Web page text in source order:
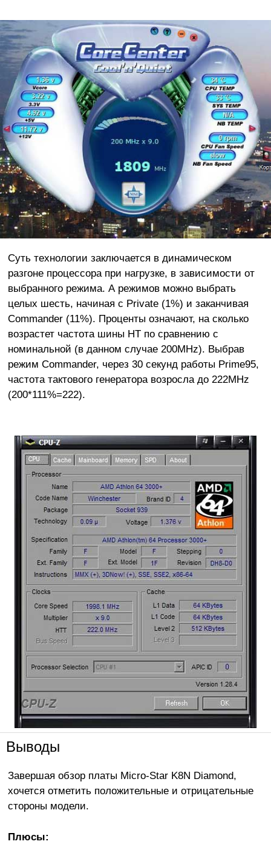
Суть технологии заключается в динамическом
разгоне процессора при нагрузке, в зависимости от
выбранного режима. А режимов можно выбрать
целых шесть, начиная с Private (1%) и заканчивая
Commander (11%). Проценты означают, на сколько
возрастет частота шины HT по сравнению с
номинальной (в данном случае 200MHz). Выбрав
режим Commander, через 30 секунд работы Prime95,
частота тактового генератора возросла до 222MHz
(200*111%=222).
Выводы
Завершая обзор платы Micro-Star K8N Diamond,
хочется отметить положительные и отрицательные
стороны модели.
Плюсы: